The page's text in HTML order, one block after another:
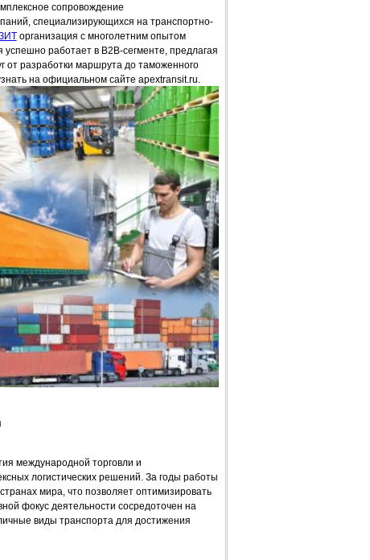
сопровождение
специализирующихся на транспортно-
организация с многолетним опытом
работает в B2B-сегменте, предлагая
от разработки маршрута до таможенного
на официальном сайте apextransit.ru.
международной торговли и
логистических решений. За годы работы
мира, что позволяет оптимизировать
фокус деятельности сосредоточен на
виды транспорта для достижения